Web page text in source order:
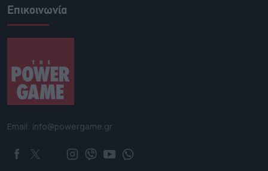
Επικοινωνία
Email: info@powergame.gr